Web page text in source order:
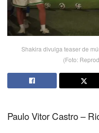
Shakira divulga teaser de
(Foto:
Paulo Vitor Castro –